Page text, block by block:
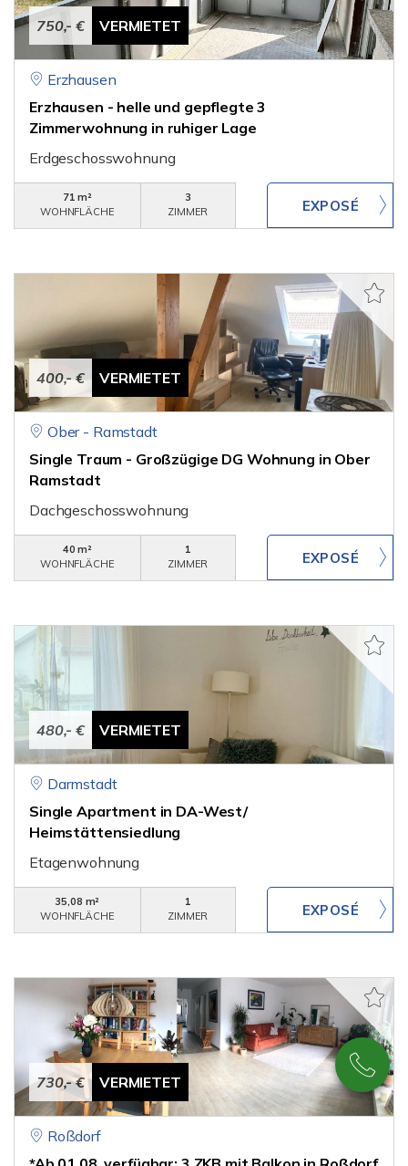
750,- € VERMIETET
Erzhausen
Erzhausen - helle und gepflegte 3
Zimmerwohnung in ruhiger Lage
Erdgeschosswohnung
71 m²
WOHNFLÄCHE
3
ZIMMER
400,- € VERMIETET
Ober - Ramstadt
Single Traum - Großzügige DG Wohnung in Ober
Ramstadt
Dachgeschosswohnung
40 m²
WOHNFLÄCHE
1
ZIMMER
480,- € VERMIETET
Darmstadt
Single Apartment in DA-West/
Heimstättensiedlung
Etagenwohnung
35,08 m²
WOHNFLÄCHE
1
ZIMMER
730,- € VERMIETET
Roßdorf